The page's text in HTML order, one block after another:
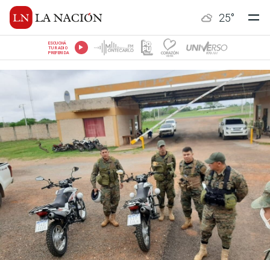
25°
ESCUCHÁ
TU RADIO
PREFERIDA